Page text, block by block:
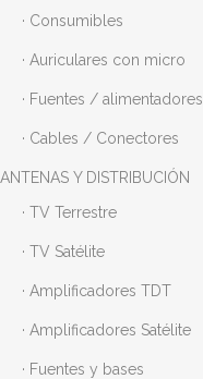
· Consumibles
· Auriculares con micro
· Fuentes / alimentadores
· Cables / Conectores
ANTENAS Y DISTRIBUCIÓN
· TV Terrestre
· TV Satélite
· Amplificadores TDT
· Amplificadores Satélite
· Fuentes y bases